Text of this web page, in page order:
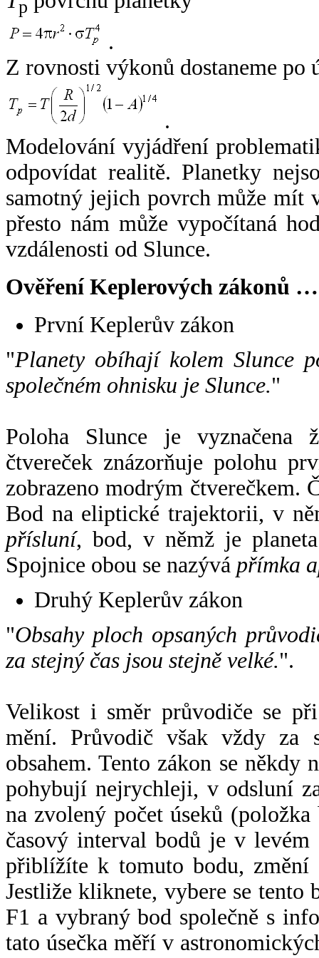
p
.
Z rovnosti výkonů dostaneme po
.
Modelování vyjádření
odpovídat realitě. Planetky
samotný jejich povrch může mít
přesto nám může vypočítaná
vzdálenosti od Slunce.
Ověření Keplerových zákonů …
První Keplerův zákon
"Planety obíhají kolem Slunce
společném ohnisku je Slunce."
Poloha Slunce je vyznačena
čtvereček znázorňuje polohu
zobrazeno modrým čtverečkem.
Bod na eliptické trajektorii, v
přísluní, bod, v němž je
Spojnice obou se nazývá přímka
Druhý Keplerův zákon
"Obsahy ploch opsaných
za stejný čas jsou stejně velké.".
Velikost i směr průvodiče se
mění. Průvodič však vždy za
obsahem. Tento zákon se někdy
pohybují nejrychleji, v odsluní
na zvolený počet úseků
časový interval bodů je v
přiblížíte k tomuto bodu,
Jestliže kliknete, vybere se tento
F1 a vybraný bod společně s
tato úsečka měří v